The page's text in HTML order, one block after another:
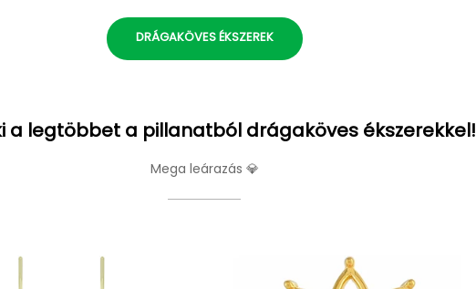
DRÁGAKÖVES ÉKSZEREK
a legtöbbet a pillanatból drágaköves ékszerekkel!
Mega leárazás 💎